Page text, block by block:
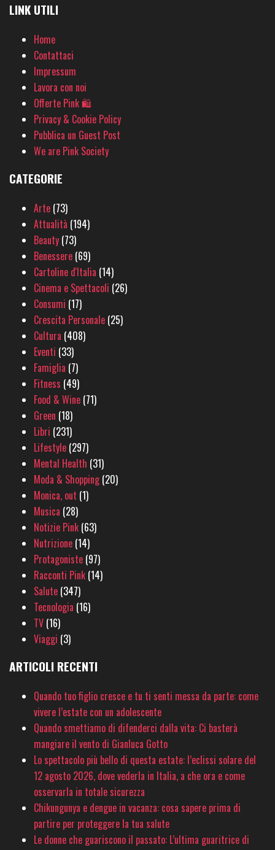
LINK UTILI
Home
Contattaci
Impressum
Lavora con noi
Offerte Pink 🛍
Privacy & Cookie Policy
Pubblica un Guest Post
We are Pink Society
CATEGORIE
Arte (73)
Attualità (194)
Beauty (73)
Benessere (69)
Cartoline d'Italia (14)
Cinema e Spettacoli (26)
Consumi (17)
Crescita Personale (25)
Cultura (408)
Eventi (33)
Famiglia (7)
Fitness (49)
Food & Wine (71)
Green (18)
Libri (231)
Lifestyle (297)
Mental Health (31)
Moda & Shopping(20)
Monica, out (1)
Musica (28)
Notizie Pink (63)
Nutrizione (14)
Protagoniste (97)
Racconti Pink (14)
Salute (347)
Tecnologia (16)
TV (16)
Viaggi (3)
ARTICOLI RECENTI
Quando tuo figlio cresce e tu ti senti messa da parte: come
vivere l’estate con un adolescente
Quando smettiamo di difenderci dalla vita: Ci basterà
mangiare il vento di Gianluca Gotto
Lo spettacolo più bello di questa estate: l’eclissi solare del
12 agosto 2026, dove vederla in Italia, a che ora e come
osservarla in totale sicurezza
Chikungunya e dengue in vacanza: cosa sapere prima di
partire per proteggere la tua salute
Le donne che guariscono il passato: L’ultima guaritrice di